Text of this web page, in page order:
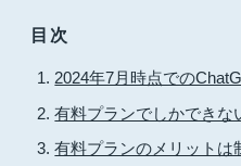
目次
2024年7月時点での
有料プランでしかできな
有料プランのメリットは